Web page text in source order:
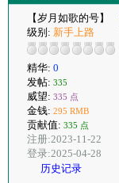
【岁月如歌的号】
级别: 新手上路
精华: 0
发帖: 335
威望: 335 点
金钱: 295 RMB
贡献值: 335 点
注册:2023-11-22
登录:2025-04-28
历史记录